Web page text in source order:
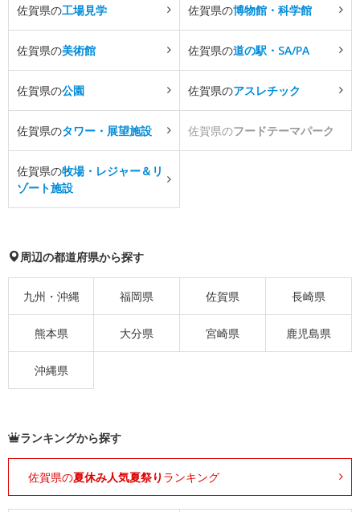
佐賀県の工場見学 佐賀県の博物館・科学館
佐賀県の美術館 佐賀県の道の駅・SA/PA
佐賀県の公園 佐賀県のアスレチック
佐賀県のタワー・展望施設 佐賀県のフードテーマパーク
佐賀県の牧場・レジャー＆リ
ゾート施設
周辺の都道府県から探す
九州・沖縄 福岡県 佐賀県 長崎県
熊本県 大分県 宮崎県 鹿児島県
沖縄県
ランキングから探す
佐賀県の夏休み人気夏祭り ランキング